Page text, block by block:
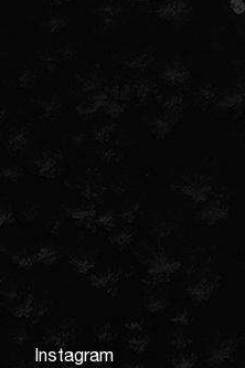
Instagram